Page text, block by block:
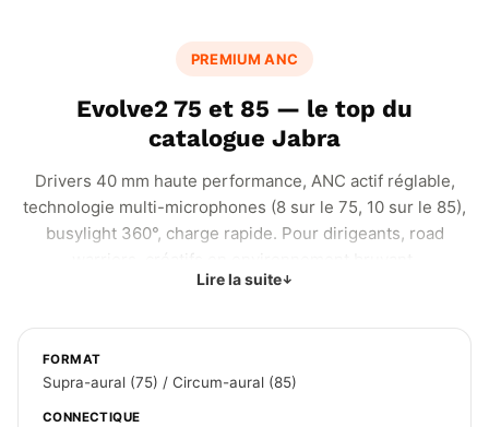
PREMIUM ANC
Evolve2 75 et 85 — le top du
catalogue Jabra
Drivers 40 mm haute performance, ANC actif réglable,
technologie multi-microphones (8 sur le 75, 10 sur le 85),
busylight 360°, charge rapide. Pour dirigeants, road
Lire la suite
FORMAT
Supra-aural (75) / Circum-aural (85)
CONNECTIQUE